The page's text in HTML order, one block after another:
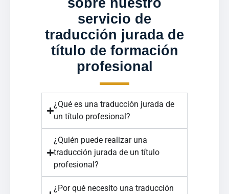
sobre nuestro
servicio de
traducción jurada de
título de formación
profesional
¿Qué es una traducción jurada de
un título profesional?
¿Quién puede realizar una
traducción jurada de un título
profesional?
¿Por qué necesito una traducción